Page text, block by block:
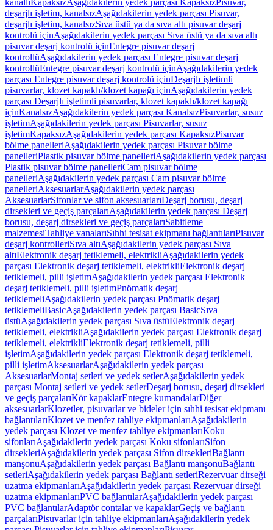
kanallıKapaksızAşağıdakilerin yedek parçası KapaksızPisuvar,
deşarjlı işletim, kanalsızAşağıdakilerin yedek parçası Pisuvar,
deşarjlı işletim, kanalsızSıva üstü ya da sıva altı pisuvar deşarj
kontrolü içinAşağıdakilerin yedek parçası Sıva üstü ya da sıva altı
pisuvar deşarj kontrolü içinEntegre pisuvar deşarj
kontrollüAşağıdakilerin yedek parçası Entegre pisuvar deşarj
kontrollüEntegre pisuvar deşarj kontrolü içinAşağıdakilerin yedek
parçası Entegre pisuvar deşarj kontrolü içinDeşarjlı işletimli
pisuvarlar, klozet kapaklı/klozet kapağı içinAşağıdakilerin yedek
parçası Deşarjlı işletimli pisuvarlar, klozet kapaklı/klozet kapağı
içinKanalsızAşağıdakilerin yedek parçası KanalsızPisuvarlar, susuz
işletimAşağıdakilerin yedek parçası Pisuvarlar, susuz
işletimKapaksızAşağıdakilerin yedek parçası KapaksızPisuvar
bölme panelleriAşağıdakilerin yedek parçası Pisuvar bölme
panelleriPlastik pisuvar bölme panelleriAşağıdakilerin yedek parçası
Plastik pisuvar bölme panelleriCam pisuvar bölme
panelleriAşağıdakilerin yedek parçası Cam pisuvar bölme
panelleriAksesuarlarAşağıdakilerin yedek parçası
AksesuarlarSifonlar ve sifon aksesuarlarıDeşarj borusu, deşarj
dirsekleri ve geçiş parçalarıAşağıdakilerin yedek parçası Deşarj
borusu, deşarj dirsekleri ve geçiş parçalarıSabitleme
malzemesiTahliye vanalarıSıhhi tesisat ekipmanı bağlantılarıPisuvar
deşarj kontrolleriSıva altıAşağıdakilerin yedek parçası Sıva
altıElektronik deşarj tetiklemeli, elektrikliAşağıdakilerin yedek
parçası Elektronik deşarj tetiklemeli, elektrikliElektronik deşarj
tetiklemeli, pilli işletimAşağıdakilerin yedek parçası Elektronik
deşarj tetiklemeli, pilli işletimPnömatik deşarj
tetiklemeliAşağıdakilerin yedek parçası Pnömatik deşarj
tetiklemeliBasicAşağıdakilerin yedek parçası BasicSıva
üstüAşağıdakilerin yedek parçası Sıva üstüElektronik deşarj
tetiklemeli, elektrikliAşağıdakilerin yedek parçası Elektronik deşarj
tetiklemeli, elektrikliElektronik deşarj tetiklemeli, pilli
işletimAşağıdakilerin yedek parçası Elektronik deşarj tetiklemeli,
pilli işletimAksesuarlarAşağıdakilerin yedek parçası
AksesuarlarMontaj setleri ve yedek setlerAşağıdakilerin yedek
parçası Montaj setleri ve yedek setlerDeşarj borusu, deşarj dirsekleri
ve geçiş parçalarıKör kapaklarEntegre kumandalarDiğer
aksesuarlarKlozetler, pisuvarlar ve bideler için sıhhi tesisat ekipmanı
bağlantılarıKlozet ve menfez tahliye ekipmanlarıAşağıdakilerin
yedek parçası Klozet ve menfez tahliye ekipmanlarıKoku
sifonlarıAşağıdakilerin yedek parçası Koku sifonlarıSifon
dirsekleriAşağıdakilerin yedek parçası Sifon dirsekleriBağlantı
manşonuAşağıdakilerin yedek parçası Bağlantı manşonuBağlantı
setleriAşağıdakilerin yedek parçası Bağlantı setleriRezervuar dirseği
uzatma ekipmanlarıAşağıdakilerin yedek parçası Rezervuar dirseği
uzatma ekipmanlarıPVC bağlantılarAşağıdakilerin yedek parçası
PVC bağlantılarAdaptör contalar ve kapaklarGeçiş ve bağlantı
parçalarıPisuvarlar için tahliye ekipmanlarıAşağıdakilerin yedek